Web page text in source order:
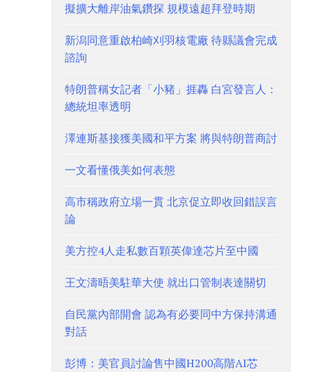
擬擴大離岸油氣鑽探 規模遠超拜登時期
新潟同意重啟柏崎刈羽核電廠 待縣議會完成
諮詢
特朗普稱女記者「小豬」捱轟 白宮發言人：
總統坦率透明
澤連斯基接獲美國和平方案 將與特朗普商討
一文看懂俄美如何表態
高市稱政府立場一貫 北京促立即收回錯誤言
論
美方控4人走私數百顆英偉達芯片至中國
王文濤晤美駐華大使 就出口管制表達關切
自民黨內部開會 認為有必要同中方保持溝通
對話
彭博：美官員討論售中國H200高階AI芯